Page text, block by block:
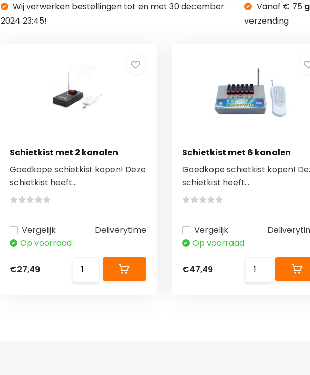
Wij verwerken bestellingen tot en met 30 december
2024 23:45!
Vanaf € 75
verzending
Schietkist met 2 kanalen
Goedkope schietkist kopen! Deze
schietkist heeft...
Vergelijk
Deliverytime
Op voorraad
€27,49
Schietkist met 6 kanalen
Goedkope schietkist kopen!
schietkist heeft...
Vergelijk
Op voorraad
€47,49